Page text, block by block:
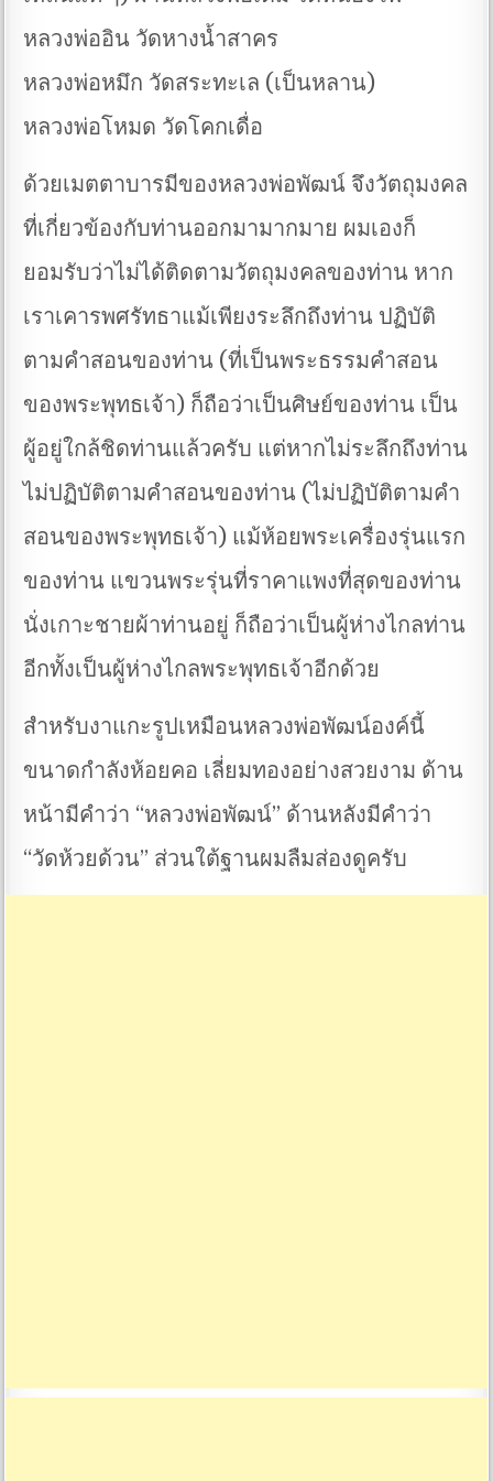
หลวงพ่ออิน วัดหางน้ำสาคร
หลวงพ่อหมึก วัดสระทะเล (เป็นหลาน)
หลวงพ่อโหมด วัดโคกเดื่อ
ด้วยเมตตาบารมีของหลวงพ่อพัฒน์ จึงวัตถุมงคล
ที่เกี่ยวข้องกับท่านออกมามากมาย ผมเองก็
ยอมรับว่าไม่ได้ติดตามวัตถุมงคลของท่าน หาก
เราเคารพศรัทธาแม้เพียงระลึกถึงท่าน ปฏิบัติ
ตามคำสอนของท่าน (ที่เป็นพระธรรมคำสอน
ของพระพุทธเจ้า) ก็ถือว่าเป็นศิษย์ของท่าน เป็น
ผู้อยู่ใกล้ชิดท่านแล้วครับ แต่หากไม่ระลึกถึงท่าน
ไม่ปฏิบัติตามคำสอนของท่าน (ไม่ปฏิบัติตามคำ
สอนของพระพุทธเจ้า) แม้ห้อยพระเครื่องรุ่นแรก
ของท่าน แขวนพระรุ่นที่ราคาแพงที่สุดของท่าน
นั่งเกาะชายผ้าท่านอยู่ ก็ถือว่าเป็นผู้ห่างไกลท่าน
อีกทั้งเป็นผู้ห่างไกลพระพุทธเจ้าอีกด้วย
สำหรับงาแกะรูปเหมือนหลวงพ่อพัฒน์องค์นี้
ขนาดกำลังห้อยคอ เลี่ยมทองอย่างสวยงาม ด้าน
หน้ามีคำว่า “หลวงพ่อพัฒน์” ด้านหลังมีคำว่า
“วัดห้วยด้วน” ส่วนใต้ฐานผมลืมส่องดูครับ